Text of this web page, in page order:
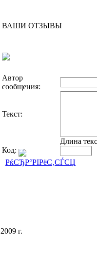
ВАШИ ОТЗЫВЫ
Автор
сообщения:
Текст:
Длина
Код:
РќСЂР°РІРёС‚СЃСЏ
г.